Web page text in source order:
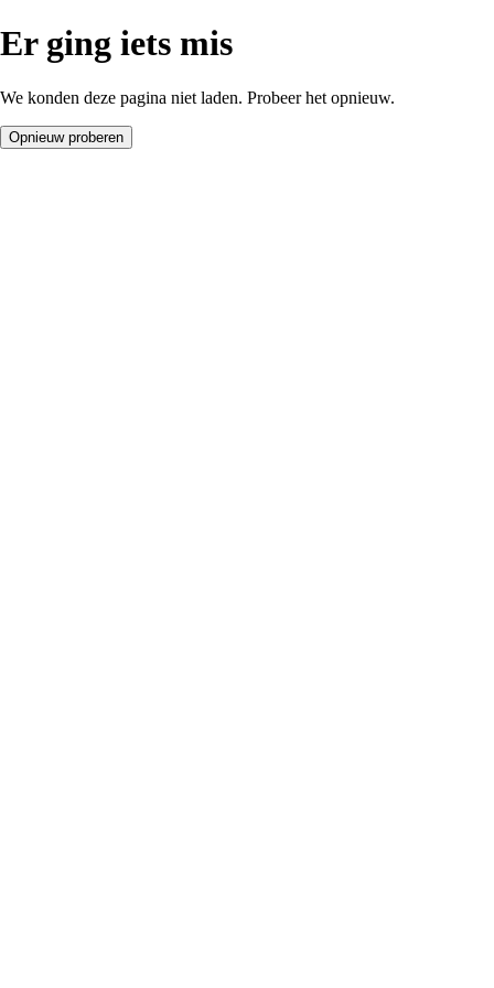
Er ging iets mis
We konden deze pagina niet laden. Probeer het opnieuw.
Opnieuw proberen